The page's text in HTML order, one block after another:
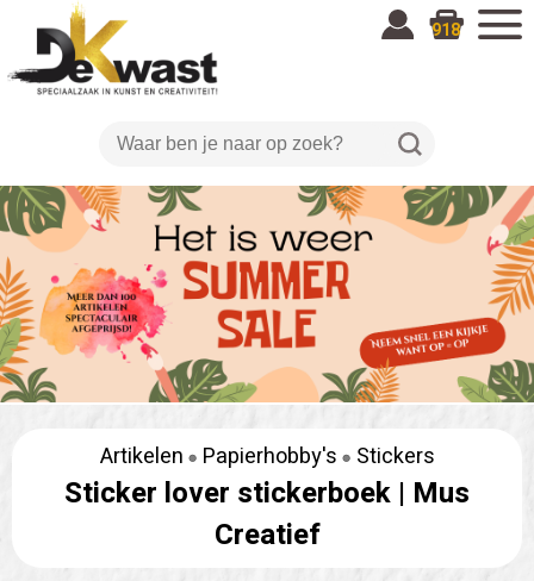
918
Artikelen Papierhobby's Stickers
Sticker lover stickerboek | Mus
Creatief